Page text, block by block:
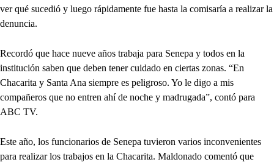
ver qué sucedió y luego rápidamente fue hasta la comisaría a realizar la
denuncia.
Recordó que hace nueve años trabaja para Senepa y todos en la
institución saben que deben tener cuidado en ciertas zonas. “En
Chacarita y Santa Ana siempre es peligroso. Yo le digo a mis
compañeros que no entren ahí de noche y madrugada”, contó para
ABC TV.
Este año, los funcionarios de Senepa tuvieron varios inconvenientes
para realizar los trabajos en la Chacarita. Maldonado comentó que